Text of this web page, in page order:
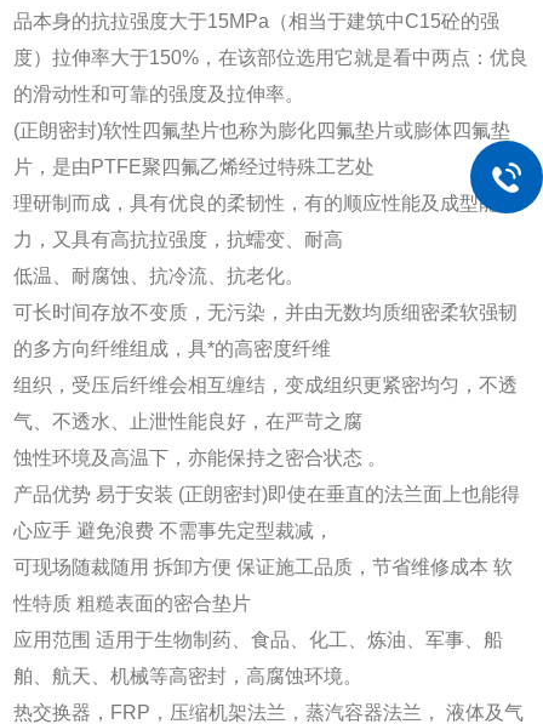
品本身的抗拉强度大于15MPa（相当于建筑中C15砼的强
度）拉伸率大于150%，在该部位选用它就是看中两点：优良
的滑动性和可靠的强度及拉伸率。
(正朗密封)软性四氟垫片也称为膨化四氟垫片或膨体四氟垫
片，是由PTFE聚四氟乙烯经过特殊工艺处
理研制而成，具有优良的柔韧性，有的顺应性能及成型能
力，又具有高抗拉强度，抗蠕变、耐高
低温、耐腐蚀、抗冷流、抗老化。
可长时间存放不变质，无污染，并由无数均质细密柔软强韧
的多方向纤维组成，具*的高密度纤维
组织，受压后纤维会相互缠结，变成组织更紧密均匀，不透
气、不透水、止泄性能良好，在严苛之腐
蚀性环境及高温下，亦能保持之密合状态 。
产品优势 易于安装 (正朗密封)即使在垂直的法兰面上也能得
心应手 避免浪费 不需事先定型裁减，
可现场随裁随用 拆卸方便 保证施工品质，节省维修成本 软
性特质 粗糙表面的密合垫片
应用范围 适用于生物制药、食品、化工、炼油、军事、船
舶、航天、机械等高密封，高腐蚀环境。
热交换器，FRP，压缩机架法兰，蒸汽容器法兰， 液体及气